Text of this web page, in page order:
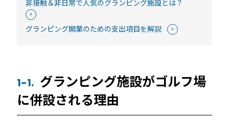
非接触＆非日常で人気のグランピング施設とは？
グランピング開業のための支出項目を解説
1-1. グランピング施設がゴルフ場
に併設される理由
RemoteLOCK 8j-S
RemoteLOCK 9j
事例一覧
レンタルスペース
取付工事トップ
お役立ち記事